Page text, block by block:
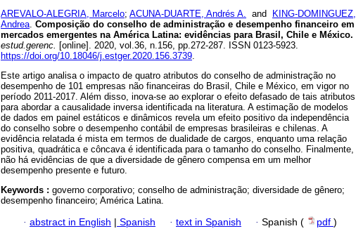
AREVALO-ALEGRIA, Marcelo; ACUNA-DUARTE, Andrés A. and
KING-DOMINGUEZ,
Andrea. Composição do conselho de administração e desempenho financeiro em
mercados emergentes na América Latina: evidências para Brasil, Chile e México.
estud.gerenc. [online]. 2020, vol.36, n.156, pp.272-287. ISSN 0123-5923.
https://doi.org/10.18046/j.estger.2020.156.3739.
Este artigo analisa o impacto de quatro atributos do conselho de administração no
desempenho de 101 empresas não financeiras do Brasil, Chile e México, em vigor no
período 2011-2017. Além disso, inova-se ao explorar o efeito defasado de tais atributos
para abordar a causalidade inversa identificada na literatura. A estimação de modelos
de dados em painel estáticos e dinâmicos revela um efeito positivo da independência
do conselho sobre o desempenho contábil de empresas brasileiras e chilenas. A
evidência relatada é mista em termos de dualidade de cargos, enquanto uma relação
positiva, quadrática e côncava é identificada para o tamanho do conselho. Finalmente,
não há evidências de que a diversidade de gênero compensa em um melhor
desempenho presente e futuro.
Keywords : governo corporativo; conselho de administração; diversidade de gênero;
desempenho financeiro; América Latina.
· abstract in English | Spanish · text in Spanish · Spanish ( pdf )